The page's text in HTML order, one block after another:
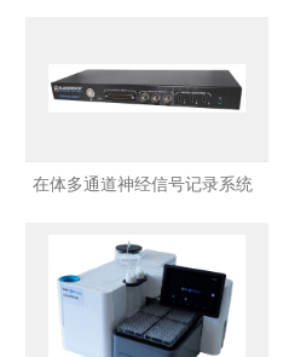
在体多通道神经信号记录系统